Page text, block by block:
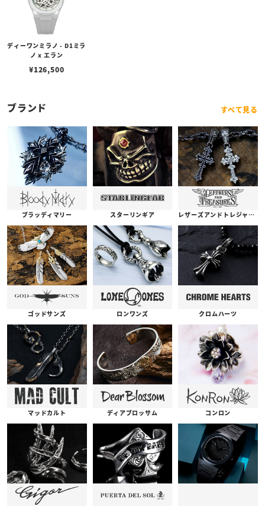
ディーワンミラノ - D1ミラ
ノ x エラン
¥126,500
ブランド すべて見る
ブラッディマリー スターリンギア レザーズアンドトレジャーズ
ゴッドサンズ ロンワンズ クロムハーツ
マッドカルト ディアブロッサム コンロン